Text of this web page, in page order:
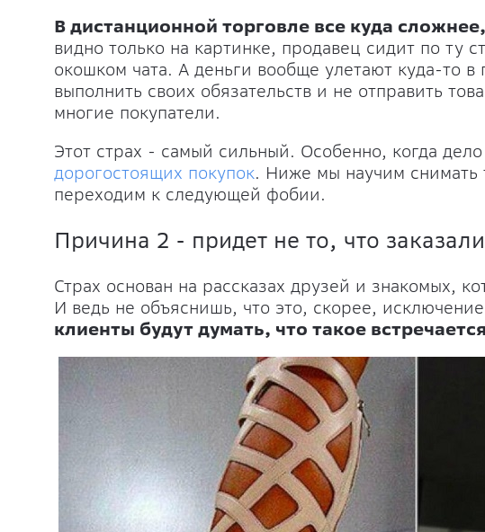
В дистанционной торговле все куда
видно только на картинке, продавец сидит по ту
окошком чата. А деньги вообще улетают куда-то в
выполнить своих обязательств и не отправить
многие покупатели.
Этот страх - самый сильный. Особенно, когда дело
дорогостоящих покупок. Ниже мы научим снимать
переходим к следующей фобии.
Причина 2 - придет не то, что заказали
Страх основан на рассказах друзей и знакомых,
И ведь не объяснишь, что это, скорее,
клиенты будут думать, что такое